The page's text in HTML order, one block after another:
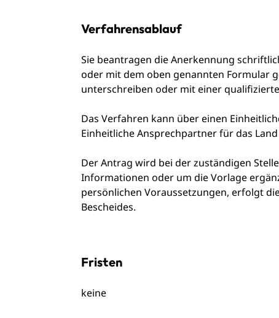
Verfahrensablauf
Sie beantragen die Anerkennung
oder mit dem oben genannten Formular
unterschreiben oder mit einer
Das Verfahren kann über einen
Einheitliche Ansprechpartner für das
Der Antrag wird bei der zuständigen
Informationen oder um die Vorlage
persönlichen Voraussetzungen, erfolgt
Bescheides.
Fristen
keine